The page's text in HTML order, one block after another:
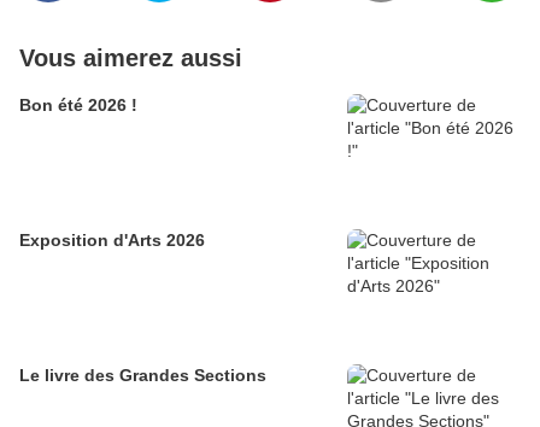
Vous aimerez aussi
Bon été 2026 !
Exposition d'Arts 2026
Le livre des Grandes Sections